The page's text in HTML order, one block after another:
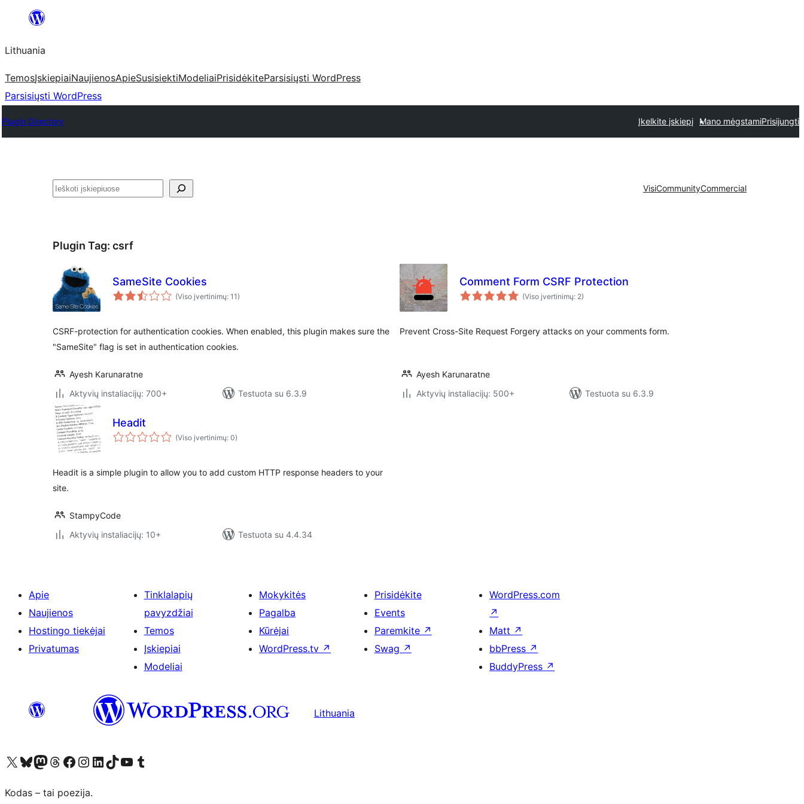
turinio
Lithuania
TemosĮskiepiaiNaujienosApieSusisiektiModeliaiPrisidėkiteParsisiųsti WordPress
Parsisiųsti WordPress
Plugin Directory Įkelkite įskiepį Mano mėgstamiPrisijungti
Paieška VisiCommunityCommercial
Plugin Tag: csrf
SameSite Cookies
(Viso įvertinimų: 11)
CSRF-protection for authentication cookies. When enabled, this plugin makes sure the
"SameSite" flag is set in authentication cookies.
Ayesh Karunaratne
Aktyvių instaliacijų: 700+
Testuota su 6.3.9
Comment Form CSRF Protection
(Viso įvertinimų: 2)
Prevent Cross-Site Request Forgery attacks on your comments form.
Ayesh Karunaratne
Aktyvių instaliacijų: 500+
Testuota su 6.3.9
Headit
(Viso įvertinimų: 0)
Headit is a simple plugin to allow you to add custom HTTP response headers to your
site.
StampyCode
Aktyvių instaliacijų: 10+
Testuota su 4.4.34
Apie
Naujienos
Hostingo tiekėjai
Privatumas
Tinklalapių
pavyzdžiai
Temos
Įskiepiai
Modeliai
Mokykitės
Pagalba
Kūrėjai
WordPress.tv ↗
Prisidėkite
Events
Paremkite ↗
Swag ↗
WordPress.com
↗
Matt ↗
bbPress ↗
BuddyPress ↗
Lithuania
Visit our X (formerly Twitter) account
Apsilankykite mūsų Bluesky paskyroje
Visit our Mastodon account
Apsilankykite mūsų Threads paskyroje
Visit our Facebook page
Visit our Instagram account
Visit our LinkedIn account
Apsilankykite mūsų TikTok paskyroje
Visit our YouTube channel
Apsilankykite mūsų Tumblr paskyroje
Kodas – tai poezija.